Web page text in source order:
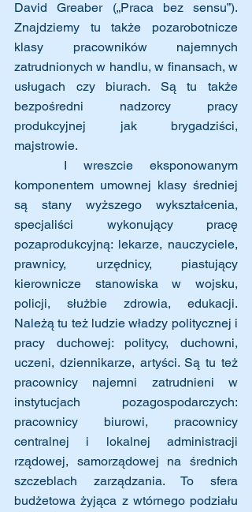
David Greaber („Praca bez sensu”).
Znajdziemy tu także pozarobotnicze
klasy pracowników najemnych
zatrudnionych w handlu, w finansach, w
usługach czy biurach. Są tu także
bezpośredni nadzorcy pracy
produkcyjnej jak brygadziści,
majstrowie.
komponentem umownej klasy średniej
są stany wyższego wykształcenia,
specjaliści wykonujący pracę
pozaprodukcyjną: lekarze, nauczyciele,
prawnicy, urzędnicy, piastujący
kierownicze stanowiska w wojsku,
policji, służbie zdrowia, edukacji.
Należą tu też ludzie władzy politycznej i
pracy duchowej: politycy, duchowni,
uczeni, dziennikarze, artyści. Są tu też
pracownicy najemni zatrudnieni w
instytucjach pozagospodarczych:
pracownicy biurowi, pracownicy
centralnej i lokalnej administracji
rządowej, samorządowej na średnich
szczeblach zarządzania. To sfera
budżetowa żyjąca z wtórnego podziału